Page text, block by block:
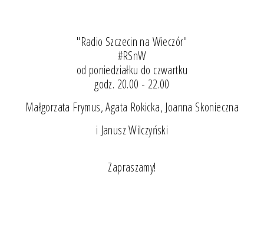
"Radio Szczecin na Wieczór"
#RSnW
od poniedziałku do czwartku
godz. 20.00 - 22.00
Małgorzata Frymus, Agata Rokicka, Joanna Skonieczna
i Janusz Wilczyński
Zapraszamy!